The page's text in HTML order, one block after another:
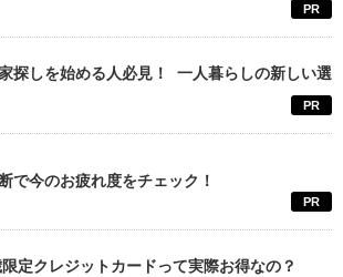
PR
探しを始める人必見！ 一人暮らしの新しい選
PR
で今のお疲れ度をチェック！
PR
定クレジットカードって実際お得なの？